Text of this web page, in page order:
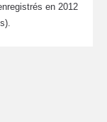
en 2012